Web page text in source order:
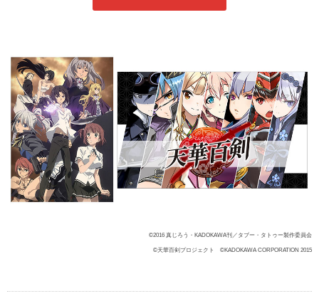
©2016 真じろう・KADOKAWA刊／タブー・タトゥー製作委員会
©天華百剣プロジェクト ©KADOKAWA CORPORATION 2015